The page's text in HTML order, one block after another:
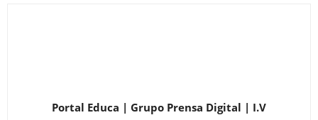
Portal Educa | Grupo Prensa Digital | I.V